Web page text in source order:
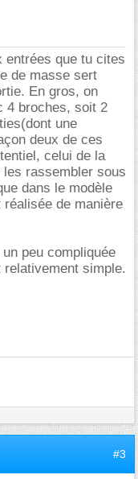
entrées que tu cites
de masse sert
En gros, on
4 broches, soit 2
une
deux de ces
celui de la
rassembler sous
dans le modèle
de manière
peu compliquée
relativement simple.
#3